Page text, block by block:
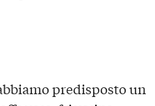
predisposto un